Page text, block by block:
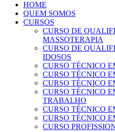
HOME
QUEM SOMOS
CURSOS
CURSO DE
MASSOTERAPIA
CURSO DE
IDOSOS
CURSO TÉCNICO
CURSO TÉCNICO
CURSO TÉCNICO
CURSO TÉCNICO
TRABALHO
CURSO TÉCNICO
CURSO TÉCNICO
CURSO